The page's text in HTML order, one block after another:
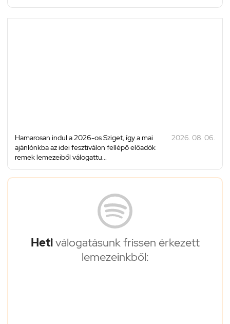
Hamarosan indul a 2026-os Sziget, így a mai
ajánlónkba az idei fesztiválon fellépő előadók
remek lemezeiből válogattu...
2026. 08. 06.
Hetiválogatásunk frissen érkezett
lemezeinkből: